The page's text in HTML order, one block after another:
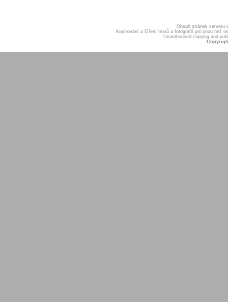
Obsah stránek serveru
Kopírování a šíření textů a fotografií pro jinou než
Unauthorised copying and